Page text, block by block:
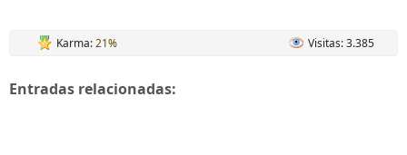
Karma:21% Visitas: 3.385
Entradas relacionadas: